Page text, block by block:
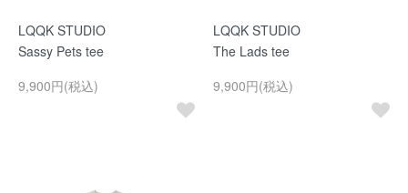
LQQK STUDIO
Sassy Pets tee
9,900円(税込)
LQQK STUDIO
The Lads tee
9,900円(税込)